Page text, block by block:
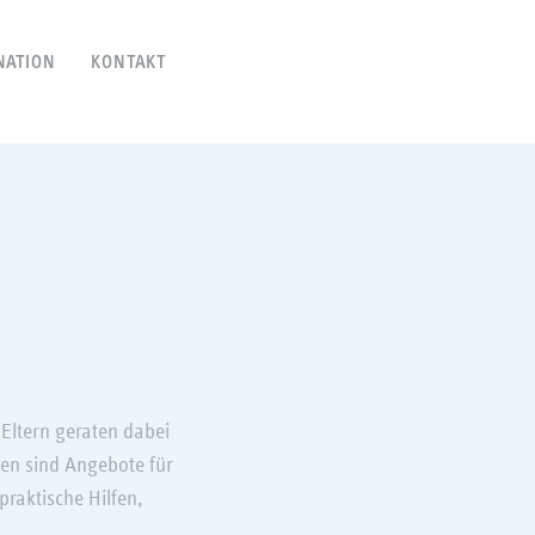
KONTAKT
geraten dabei
sind Angebote für
Hilfen,